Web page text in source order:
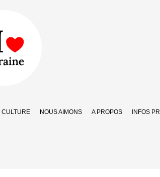
CULTURE NOUS AIMONS A PROPOS INFOS